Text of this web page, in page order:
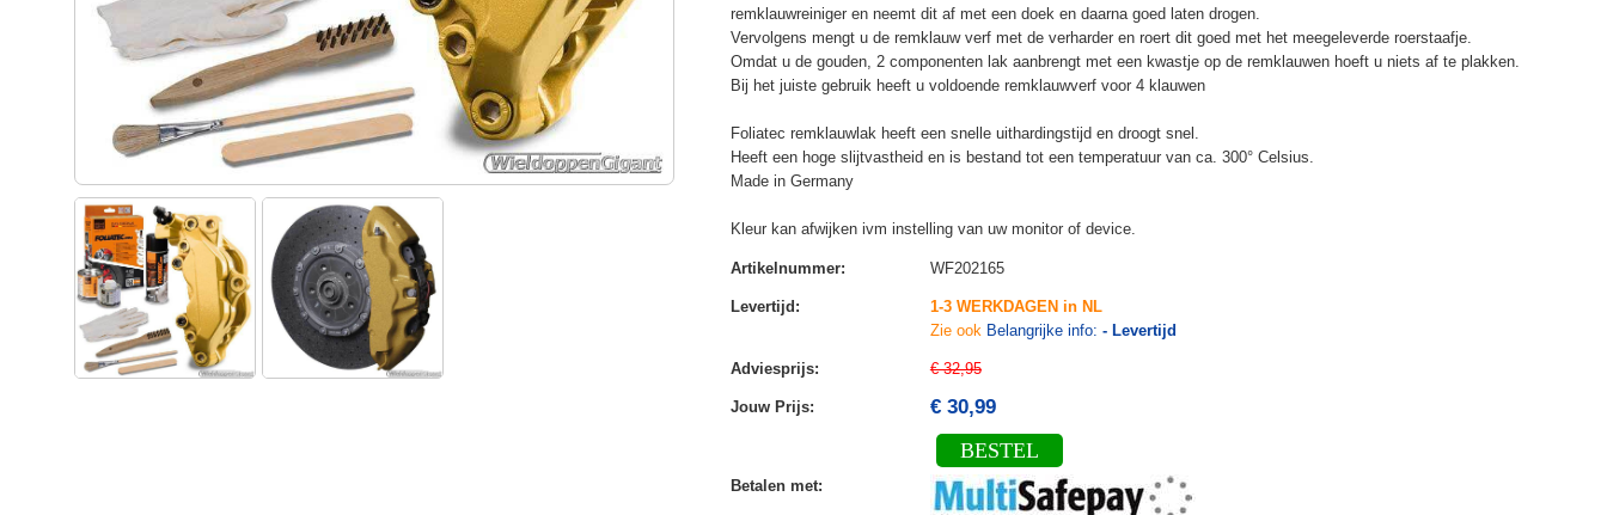
remklauwreiniger en neemt dit af met een doek en daarna goed laten drogen.
Vervolgens mengt u de remklauw verf met de verharder en roert dit goed met het meegeleverde roerstaafje.
Omdat u de gouden, 2 componenten lak aanbrengt met een kwastje op de remklauwen hoeft u niets af te plakken.
Bij het juiste gebruik heeft u voldoende remklauwverf voor 4 klauwen
Foliatec remklauwlak heeft een snelle uithardingstijd en droogt snel.
Heeft een hoge slijtvastheid en is bestand tot een temperatuur van ca. 300° Celsius.
Made in Germany
Kleur kan afwijken ivm instelling van uw monitor of device.
Artikelnummer: WF202165
Levertijd:
1-3 WERKDAGEN in NL
Zie ook Belangrijke info: - Levertijd
Adviesprijs: € 32,95
Jouw Prijs: € 30,99
BESTEL
Betalen met: